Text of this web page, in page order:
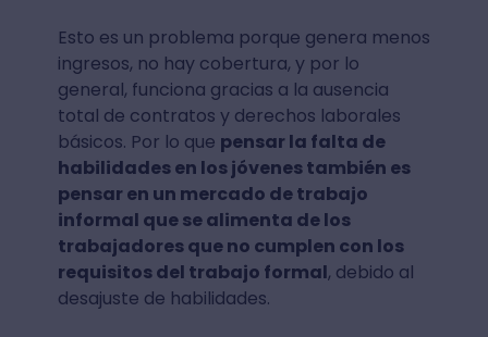
Esto es un problema porque genera menos
ingresos, no hay cobertura, y por lo
general, funciona gracias a la ausencia
total de contratos y derechos laborales
básicos. Por lo que pensar la falta de
habilidades en los jóvenes también es
pensar en un mercado de trabajo
informal que se alimenta de los
trabajadores que no cumplen con los
requisitos del trabajo formal, debido al
desajuste de habilidades.